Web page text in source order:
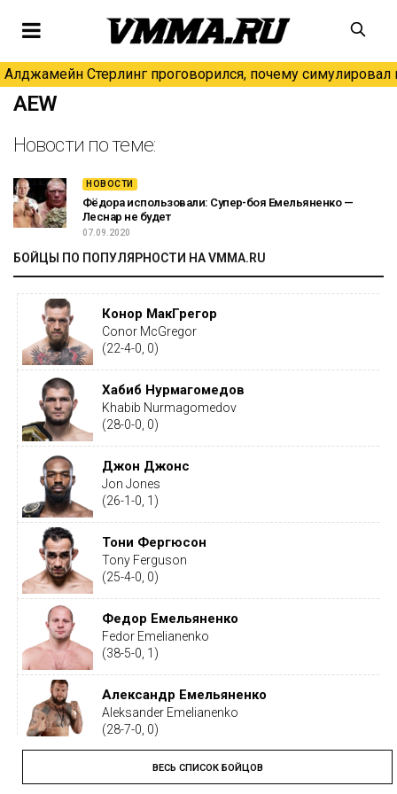
Алджамейн Стерлинг проговорился, почему симулировал
AEW
Новости по теме:
НОВОСТИ
Фёдора использовали: Супер-боя Емельяненко —
Леснар не будет
07.09.2020
БОЙЦЫ ПО ПОПУЛЯРНОСТИ НА VMMA.RU
Конор МакГрегор
Conor McGregor
(22-4-0, 0)
Хабиб Нурмагомедов
Khabib Nurmagomedov
(28-0-0, 0)
Джон Джонс
Jon Jones
(26-1-0, 1)
Тони Фергюсон
Tony Ferguson
(25-4-0, 0)
Федор Емельяненко
Fedor Emelianenko
(38-5-0, 1)
Александр Емельяненко
Aleksander Emelianenko
(28-7-0, 0)
Тайрон Вудли
Tyron Woodley
ВЕСЬ СПИСОК БОЙЦОВ